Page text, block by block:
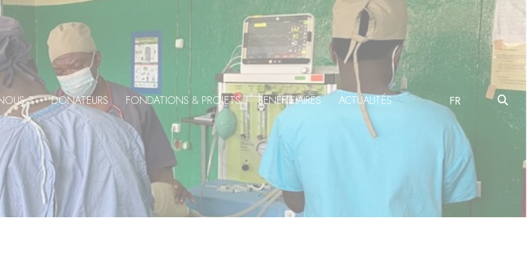
? DONATEURS FONDATIONS & PROJETS BÉNÉFICIAIRES ACTUALITÉS FR